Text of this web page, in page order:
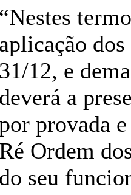
“Nestes
aplicação dos
31/12, e
deverá a
provada
Ré Ordem
do seu